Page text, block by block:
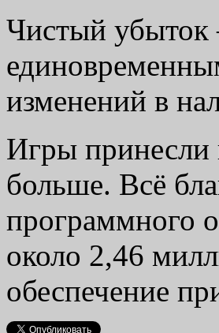
Чистый убыток
изменений в
Игры принесли
больше. Всё
программного
около 2,46
обеспечение